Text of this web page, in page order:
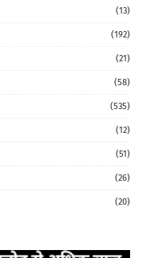
(13)
(192)
(21)
(58)
(535)
(12)
(51)
(26)
(20)